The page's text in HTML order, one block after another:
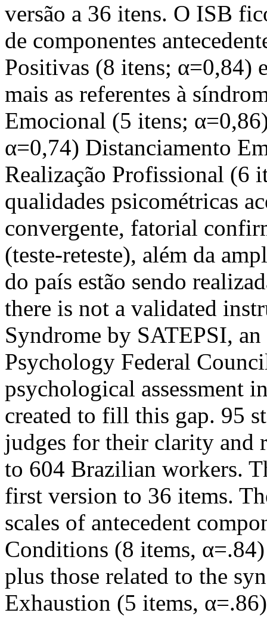
versão a 36 itens. O ISB
de componentes
Positivas (8 itens; α=0,84)
mais as referentes à
Emocional (5 itens;
α=0,74) Distanciamento
Realização Profissional (6
qualidades psicométricas
convergente, fatorial
(teste-reteste), além da
do país estão sendo
there is not a validated
Syndrome by SATEPSI,
Psychology Federal
psychological assessment
created to fill this gap. 95
judges for their clarity and
to 604 Brazilian workers.
first version to 36 items.
scales of antecedent
Conditions (8 items,
plus those related to the
Exhaustion (5 items,